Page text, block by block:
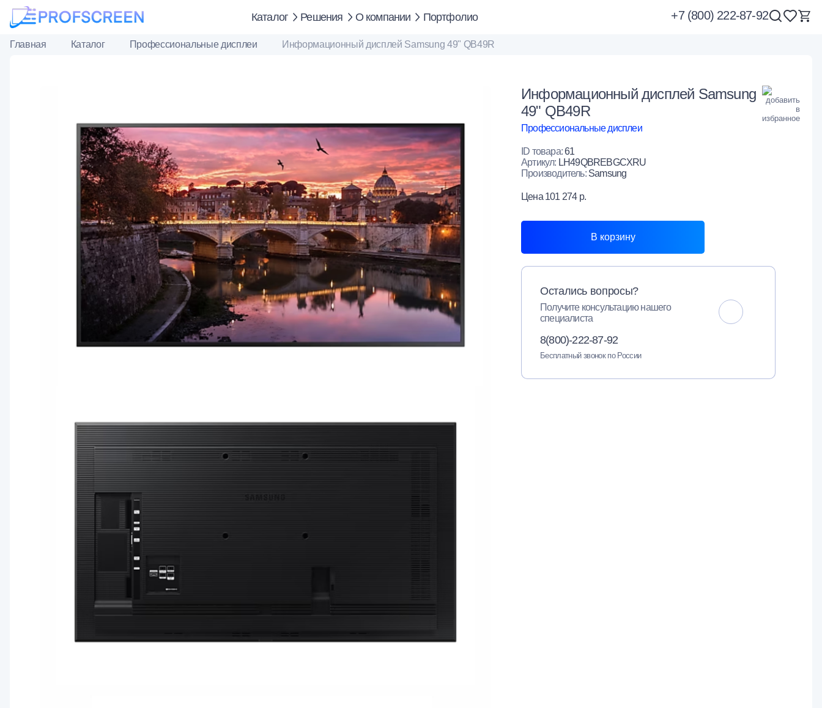
Каталог Решения О компании Портфолио +7 (800) 222-87-92
Главная Каталог Профессиональные дисплеи Информационный дисплей Samsung 49" QB49R
Информационный дисплей Samsung
49" QB49R
Профессиональные дисплеи
ID товара:61
Артикул: LH49QBREBGCXRU
Производитель: Samsung
Цена 101 274 р.
В корзину
Остались вопросы?
Получите консультацию нашего
специалиста
8(800)-222-87-92
Бесплатный звонок по России